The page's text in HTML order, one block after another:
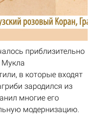
приблизительно
Мукла
в которые входят
зародился из
многие его
модернизацию.